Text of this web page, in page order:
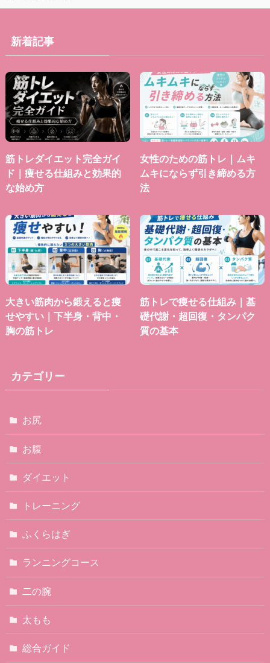
新着記事
筋トレダイエット完全ガイ
ド｜痩せる仕組みと効果的
な始め方
女性のための筋トレ｜ムキ
ムキにならず引き締める方
法
大きい筋肉から鍛えると痩
せやすい｜下半身・背中・
胸の筋トレ
筋トレで痩せる仕組み｜基
礎代謝・超回復・タンパク
質の基本
カテゴリー
お尻
お腹
ダイエット
トレーニング
ふくらはぎ
ランニングコース
二の腕
太もも
総合ガイド